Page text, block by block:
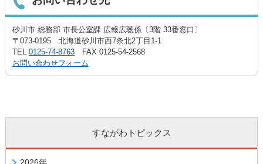
砂川市 総務部 市長公室課 広報広聴係〔3階 33番窓口〕
〒073-0195 北海道砂川市西7条北2丁目1-1
TEL 0125-74-8763 FAX 0125-54-2568
お問い合わせフォーム
すながわトピックス